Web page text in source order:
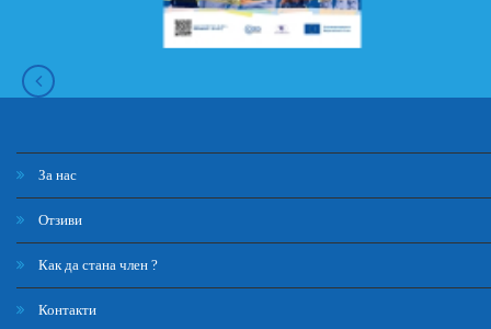
За нас
Отзиви
Как да стана член ?
Контакти